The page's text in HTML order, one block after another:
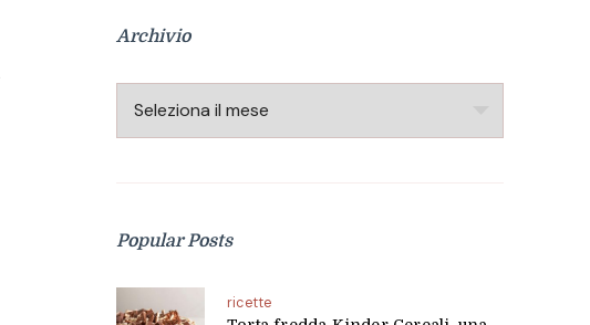
Archivio
Archivio
Popular Posts
ricette